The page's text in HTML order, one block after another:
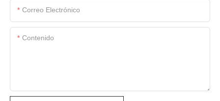
Correo Electrónico
Contenido